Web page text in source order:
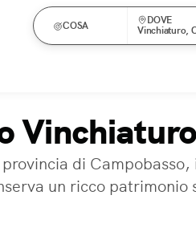
COSA
DOVE
Vinchiaturo,
di
un ricco